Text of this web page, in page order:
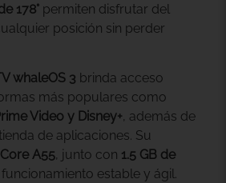
178° permiten disfrutar del
posición sin perder
whaleOS 3 brinda acceso
más populares como
Video y Disney+, además de
de aplicaciones. Su
A55, junto con 1.5 GB de
estable y ágil.